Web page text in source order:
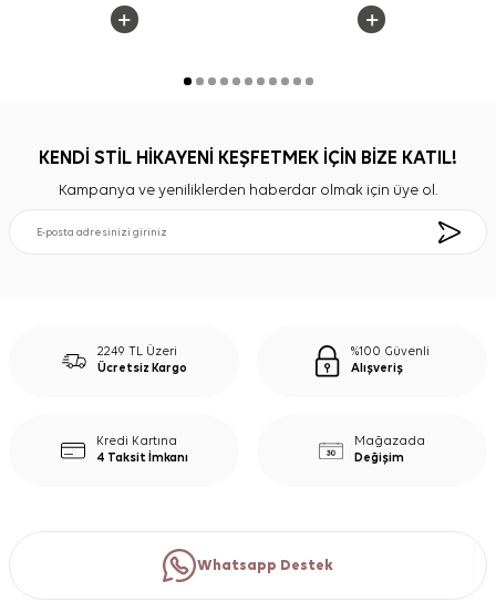
KENDİ STİL HİKAYENİ KEŞFETMEK İÇİN BİZE KATIL!
Kampanya ve yeniliklerden haberdar olmak için üye ol.
2249 TL Üzeri
Ücretsiz Kargo
%100 Güvenli
Alışveriş
Kredi Kartına
4 Taksit İmkanı
Mağazada
Değişim
Whatsapp Destek